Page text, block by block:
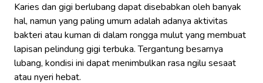
Karies dan gigi berlubang dapat disebabkan oleh banyak
hal, namun yang paling umum adalah adanya aktivitas
bakteri atau kuman di dalam rongga mulut yang membuat
lapisan pelindung gigi terbuka. Tergantung besarnya
lubang, kondisi ini dapat menimbulkan rasa ngilu sesaat
atau nyeri hebat.